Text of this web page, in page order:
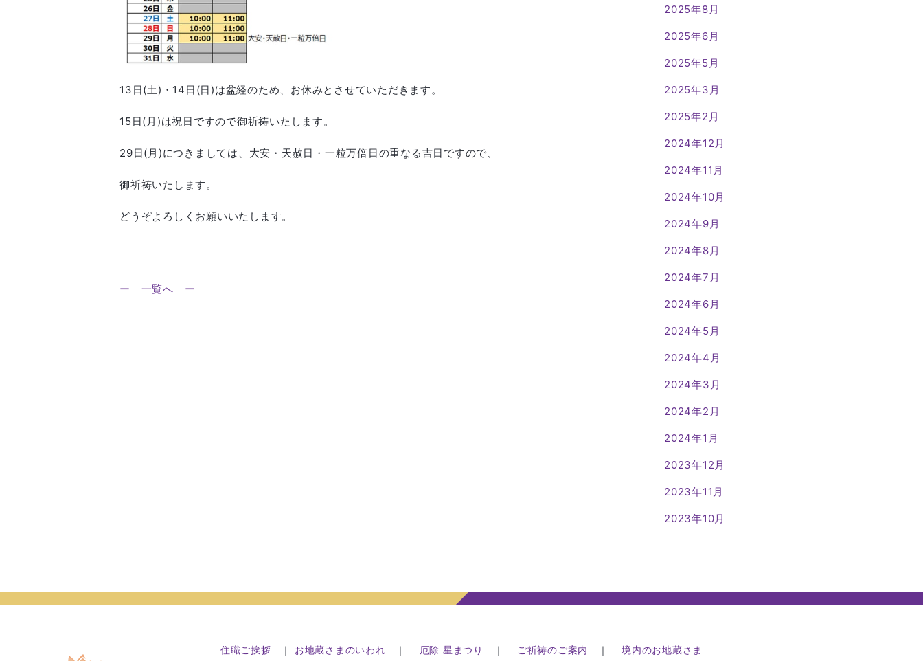
13日(土)・14日(日)は盆経のため、お休みとさせていただきます。
15日(月)は祝日ですので御祈祷いたします。
29日(月)につきましては、大安・天赦日・一粒万倍日の重なる吉日ですので、
御祈祷いたします。
どうぞよろしくお願いいたします。
ー 一覧へ ー
2025年8月
2025年6月
2025年5月
2025年3月
2025年2月
2024年12月
2024年11月
2024年10月
2024年9月
2024年8月
2024年7月
2024年6月
2024年5月
2024年4月
2024年3月
2024年2月
2024年1月
2023年12月
2023年11月
2023年10月
住職ご挨拶 ｜ お地蔵さまのいわれ ｜ 厄除 星まつり ｜ ご祈祷のご案内 ｜境内のお地蔵さま